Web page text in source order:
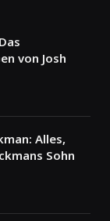
von Josh
Alles,
Sohn